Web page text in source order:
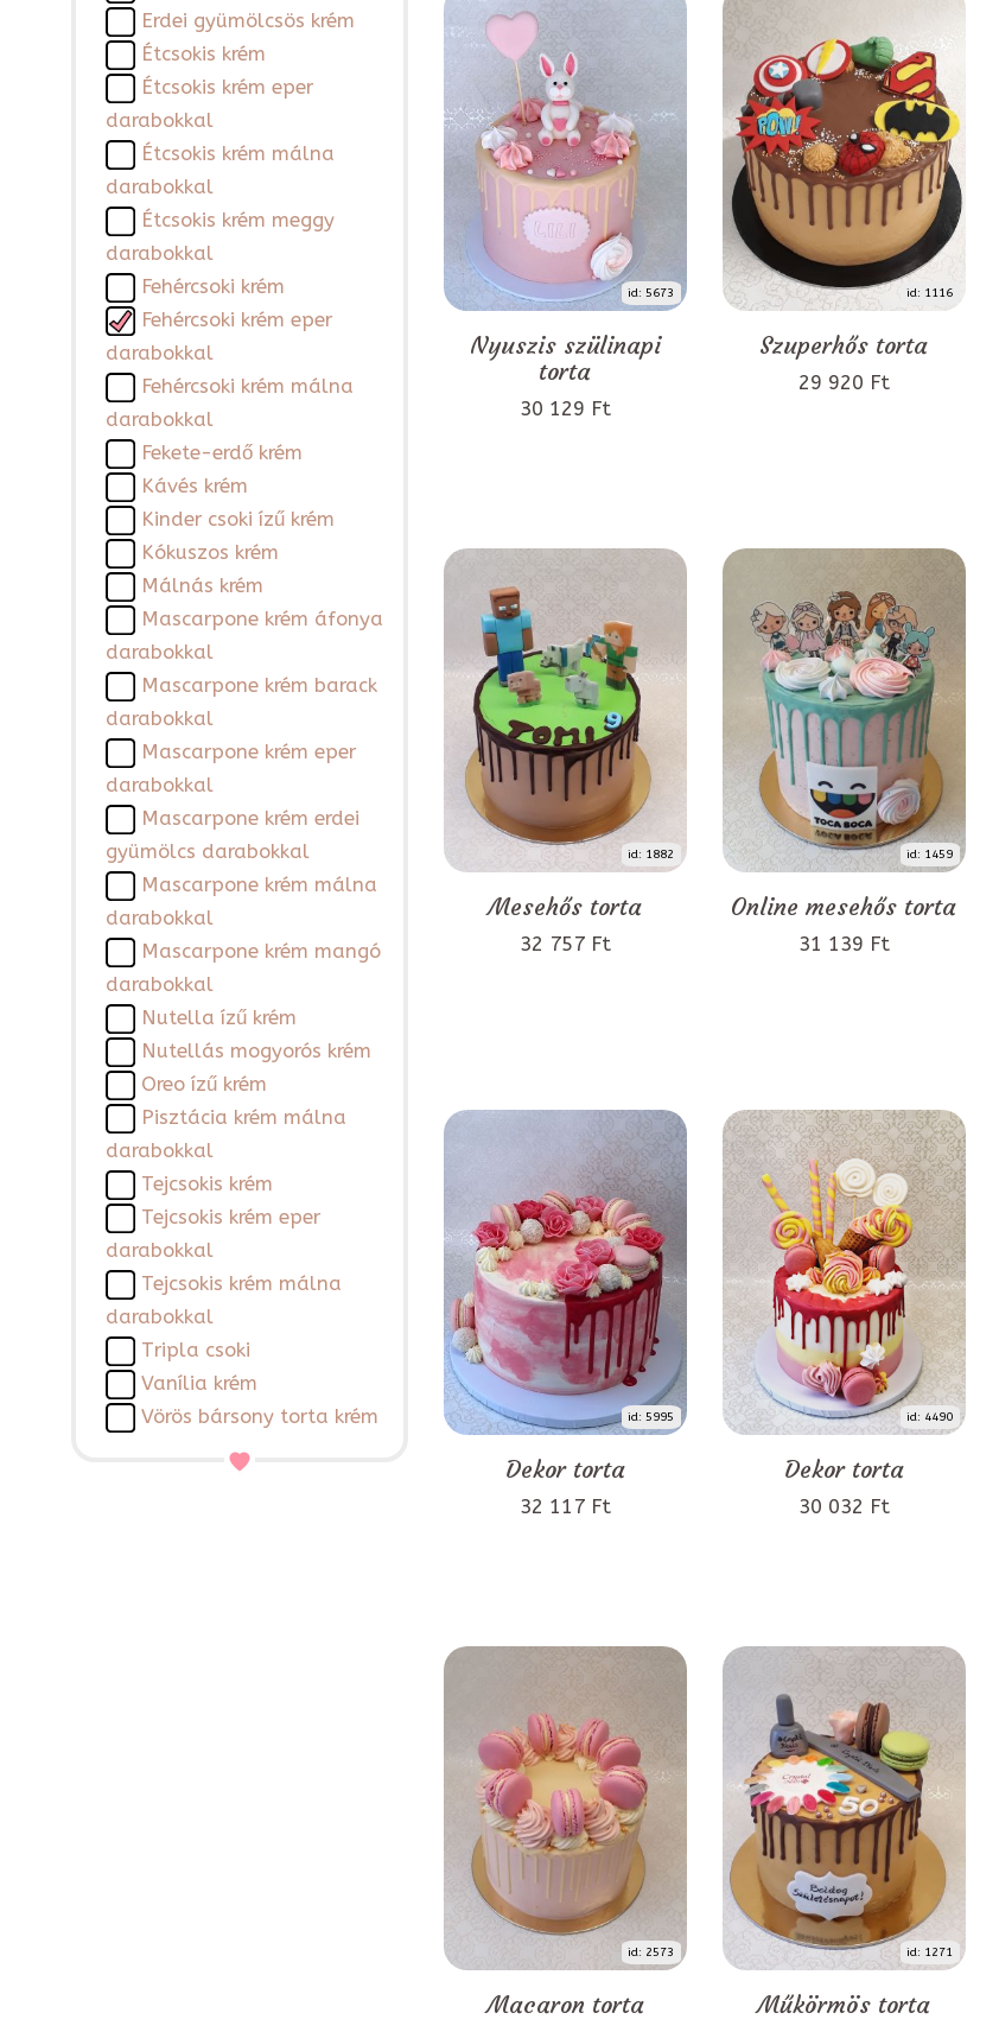
Erdei gyümölcsös krém
Étcsokis krém
Étcsokis krém eper
darabokkal
Étcsokis krém málna
darabokkal
Étcsokis krém meggy
darabokkal
Fehércsoki krém
Fehércsoki krém eper
darabokkal
Fehércsoki krém málna
darabokkal
Fekete-erdő krém
Kávés krém
Kinder csoki ízű krém
Kókuszos krém
Málnás krém
Mascarpone krém áfonya
darabokkal
Mascarpone krém barack
darabokkal
Mascarpone krém eper
darabokkal
Mascarpone krém erdei
gyümölcs darabokkal
Mascarpone krém málna
darabokkal
Mascarpone krém mangó
darabokkal
Nutella ízű krém
Nutellás mogyorós krém
Oreo ízű krém
Pisztácia krém málna
darabokkal
Tejcsokis krém
Tejcsokis krém eper
darabokkal
Tejcsokis krém málna
darabokkal
Tripla csoki
Vanília krém
Vörös bársony torta krém
id: 5673
Nyuszis szülinapi
torta
30 129 Ft
id: 1116
Szuperhős torta
29 920 Ft
id: 1882
Mesehős torta
32 757 Ft
id: 1459
Online mesehős torta
31 139 Ft
id: 5995
Dekor torta
32 117 Ft
id: 4490
Dekor torta
30 032 Ft
id: 2573
Macaron torta
id: 1271
Műkörmös torta